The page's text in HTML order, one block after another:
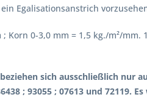
Egalisationsanstrich
Korn 0-3,0 mm = 1,5 kg./m²/mm.
sich ausschließlich nur
; 93055 ; 07613 und 72119.